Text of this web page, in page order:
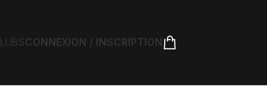
CONNEXION / INSCRIPTION